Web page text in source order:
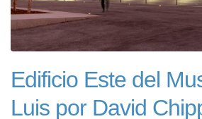
Edificio Este del
Luis por David